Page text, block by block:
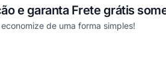
e garanta Frete grátis
de uma forma simples!